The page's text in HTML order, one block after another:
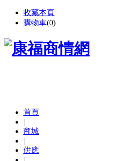
收藏本頁
購物車(0)
首頁
|
商城
|
供應